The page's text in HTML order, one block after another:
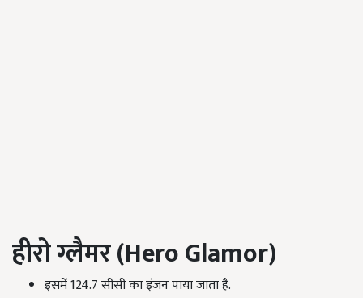
हीरो ग्लैमर (Hero Glamor)
इसमें 124.7 सीसी का इंजन पाया जाता है.